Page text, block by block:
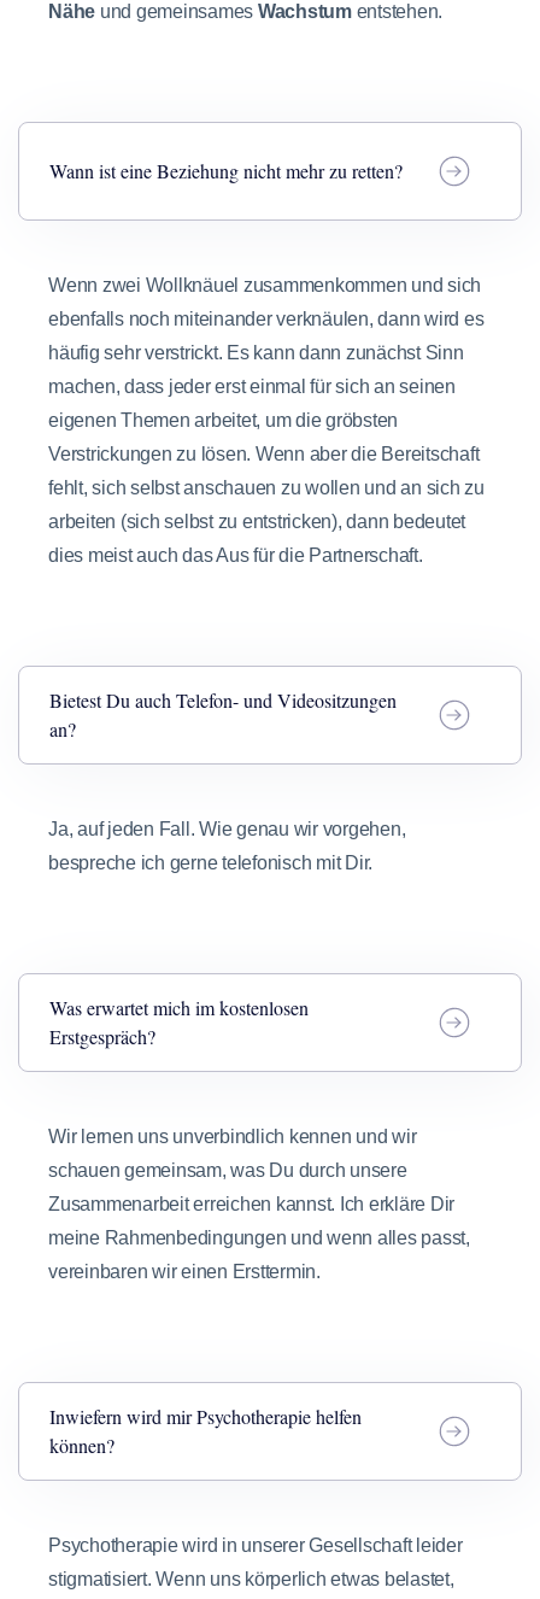
Nähe und gemeinsames Wachstumentstehen.
Wann ist eine Beziehung nicht mehr zu retten?
Wenn zwei Wollknäuel zusammenkommen und sich
ebenfalls noch miteinander verknäulen, dann wird es
häufig sehr verstrickt. Es kann dann zunächst Sinn
machen, dass jeder erst einmal für sich an seinen
eigenen Themen arbeitet, um die gröbsten
Verstrickungen zu lösen. Wenn aber die Bereitschaft
fehlt, sich selbst anschauen zu wollen und an sich zu
arbeiten (sich selbst zu entstricken), dann bedeutet
dies meist auch das Aus für die Partnerschaft.
Bietest Du auch Telefon- und Videositzungen
an?
Ja, auf jeden Fall. Wie genau wir vorgehen,
bespreche ich gerne telefonisch mit Dir.
Was erwartet mich im kostenlosen
Erstgespräch?
Wir lernen uns unverbindlich kennen und wir
schauen gemeinsam, was Du durch unsere
Zusammenarbeit erreichen kannst. Ich erkläre Dir
meine Rahmenbedingungen und wenn alles passt,
vereinbaren wir einen Ersttermin.
Inwiefern wird mir Psychotherapie helfen
können?
Psychotherapie wird in unserer Gesellschaft leider
stigmatisiert. Wenn uns körperlich etwas belastet,